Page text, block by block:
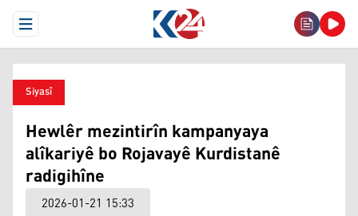
Open Menu
Siyasî
Hewlêr mezintirîn kampanyaya
alîkariyê bo Rojavayê Kurdistanê
radigihîne
2026-01-21 15:33